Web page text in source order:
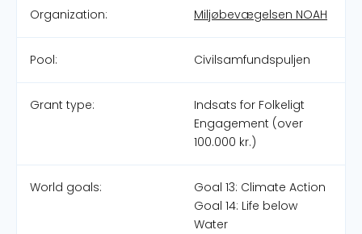
Organization: Miljøbevægelsen NOAH
Pool: Civilsamfundspuljen
Grant type:
Indsats for Folkeligt
Engagement (over
100.000 kr.)
World goals:
Goal 13: Climate Action
Goal 14: Life below
Water